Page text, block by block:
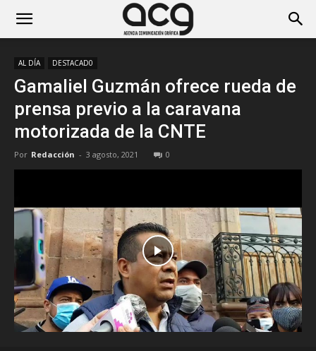
AL DÍA DESTACAD0
Gamaliel Guzmán ofrece rueda de
prensa previo a la caravana
motorizada de la CNTE
Por Redacción - 3 agosto, 2021 0